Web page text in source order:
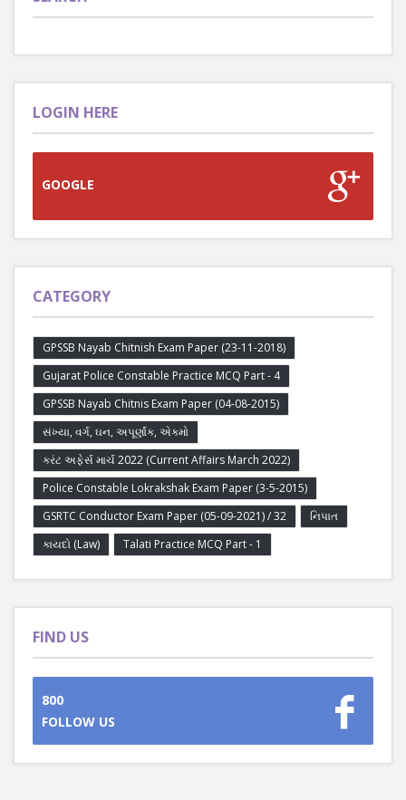
LOGIN HERE
GOOGLE
CATEGORY
GPSSB Nayab Chitnish Exam Paper (23-11-2018)
Gujarat Police Constable Practice MCQ Part - 4
GPSSB Nayab Chitnis Exam Paper (04-08-2015)
સંખ્યા, વર્ગ, ઘન, અપૂર્ણાંક, એકમો
કરંટ અફેર્સ માર્ચ 2022 (Current Affairs March 2022)
Police Constable Lokrakshak Exam Paper (3-5-2015)
GSRTC Conductor Exam Paper (05-09-2021) / 32
નિપાત
કાયદો (Law)
Talati Practice MCQ Part - 1
FIND US
800
FOLLOW US